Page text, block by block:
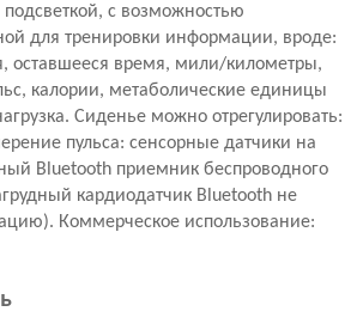
с возможностью
для тренировки информации, вроде:
оставшееся время, мили/километры,
калории, метаболические единицы
Сиденье можно отрегулировать:
пульса: сенсорные датчики на
Bluetooth приемник беспроводного
кардиодатчик Bluetooth не
. Коммерческое использование: